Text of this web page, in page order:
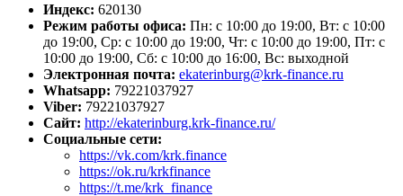
Индекс: 620130
Режим работы офиса: Пн: с 10:00 до 19:00, Вт: с 10:00
до 19:00, Ср: с 10:00 до 19:00, Чт: с 10:00 до 19:00, Пт: с
10:00 до 19:00, Сб: с 10:00 до 16:00, Вс: выходной
Электронная почта: ekaterinburg@krk-finance.ru
Whatsapp: 79221037927
Viber: 79221037927
Сайт: http://ekaterinburg.krk-finance.ru/
Социальные сети:
https://vk.com/krk.finance
https://ok.ru/krkfinance
https://t.me/krk_finance